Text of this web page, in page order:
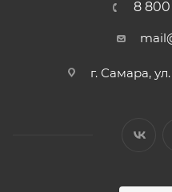
8 800
г. Самара,